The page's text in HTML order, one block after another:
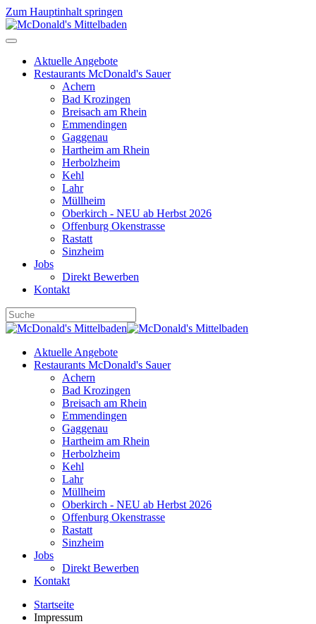
Zum Hauptinhalt springen
Aktuelle Angebote
Restaurants McDonald's Sauer
Achern
Bad Krozingen
Breisach am Rhein
Emmendingen
Gaggenau
Hartheim am Rhein
Herbolzheim
Kehl
Lahr
Müllheim
Oberkirch - NEU ab Herbst 2026
Offenburg Okenstrasse
Rastatt
Sinzheim
Jobs
Direkt Bewerben
Kontakt
Aktuelle Angebote
Restaurants McDonald's Sauer
Achern
Bad Krozingen
Breisach am Rhein
Emmendingen
Gaggenau
Hartheim am Rhein
Herbolzheim
Kehl
Lahr
Müllheim
Oberkirch - NEU ab Herbst 2026
Offenburg Okenstrasse
Rastatt
Sinzheim
Jobs
Direkt Bewerben
Kontakt
Startseite
Impressum